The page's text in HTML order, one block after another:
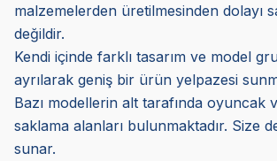
malzemelerden üretilmesinden dolayı
değildir.
Kendi içinde farklı tasarım ve model
ayrılarak geniş bir ürün yelpazesi
Bazı modellerin alt tarafında oyuncak
saklama alanları bulunmaktadır. Size
sunar.